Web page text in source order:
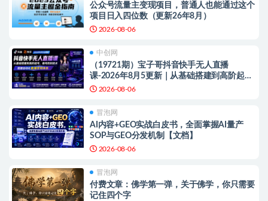
公众号流量主变现项目，普通人也能通过这个
项目日入四位数（更新26年8月）
2026-08-06
中创网
（19721期）宝子哥抖音快手无人直播
课-2026年8月5更新｜从基础搭建到高阶起
号，稳号防封技术，搭建自动化直播变现体系
2026-08-06
冒泡网
AI内容+GEO实战白皮书，全面掌握AI量产
SOP与GEO分发机制【文档】
2026-08-06
冒泡网
付费文章：佛学第一弹，关于佛学，你只需要
记住四个字